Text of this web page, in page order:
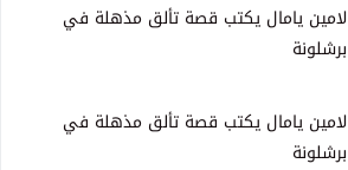
لامين يامال يكتب قصة تألق مذهلة في
برشلونة
لامين يامال يكتب قصة تألق مذهلة في
برشلونة